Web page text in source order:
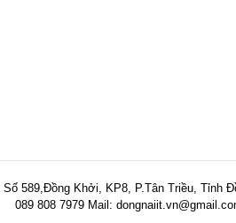
Số 589,Đồng Khởi, KP8, P.Tân Triều, Tỉnh
089 808 7979 Mail: